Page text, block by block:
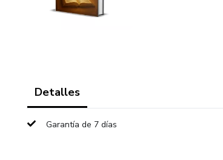
Detalles
Garantía de 7 días